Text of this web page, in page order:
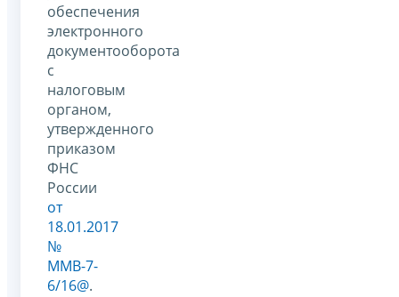
обеспечения
электронного
документооборота
с
налоговым
органом,
утвержденного
приказом
ФНС
России
от
18.01.2017
№
ММВ-7-
6/16@.